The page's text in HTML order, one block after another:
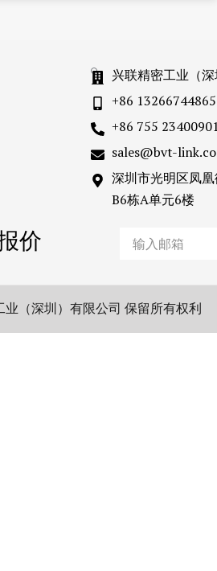
兴联精密工业（
+86 13266744865
+86 755
sales@bvt-
深圳市光明区凤
B6栋A单元6楼
价
（深圳）有限公司 保留所有权利